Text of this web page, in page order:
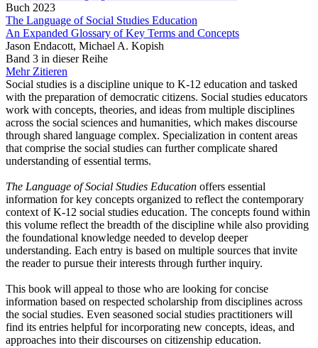
Buch 2023
The Language of Social Studies Education
An Expanded Glossary of Key Terms and Concepts
Jason Endacott, Michael A. Kopish
Band 3 in dieser Reihe
Mehr Zitieren
Social studies is a discipline unique to K-12 education and tasked
with the preparation of democratic citizens. Social studies educators
work with concepts, theories, and ideas from multiple disciplines
across the social sciences and humanities, which makes discourse
through shared language complex. Specialization in content areas
that comprise the social studies can further complicate shared
understanding of essential terms.
The Language of Social Studies Education offers essential
information for key concepts organized to reflect the contemporary
context of K-12 social studies education. The concepts found within
this volume reflect the breadth of the discipline while also providing
the foundational knowledge needed to develop deeper
understanding. Each entry is based on multiple sources that invite
the reader to pursue their interests through further inquiry.
This book will appeal to those who are looking for concise
information based on respected scholarship from disciplines across
the social studies. Even seasoned social studies practitioners will
find its entries helpful for incorporating new concepts, ideas, and
approaches into their discourses on citizenship education.